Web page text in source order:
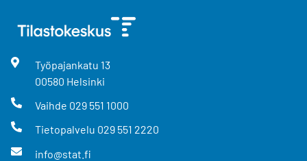
Työpajankatu 13
00580 Helsinki
Vaihde 029 551 1000
Tietopalvelu 029 551 2220
info@stat.fi